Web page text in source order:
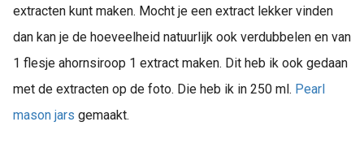
extracten kunt maken. Mocht je een extract lekker vinden
dan kan je de hoeveelheid natuurlijk ook verdubbelen en van
1 flesje ahornsiroop 1 extract maken. Dit heb ik ook gedaan
met de extracten op de foto. Die heb ik in 250 ml. Pearl
mason jars gemaakt.